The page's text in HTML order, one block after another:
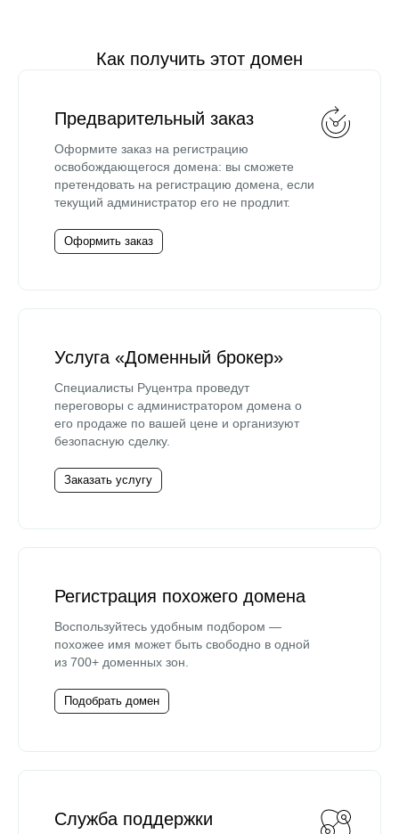
Как получить этот домен
Предварительный заказ
Оформите заказ на регистрацию
освобождающегося домена: вы сможете
претендовать на регистрацию домена, если
текущий администратор его не продлит.
Оформить заказ
Услуга «Доменный брокер»
Специалисты Руцентра проведут
переговоры с администратором домена о
его продаже по вашей цене и организуют
безопасную сделку.
Заказать услугу
Регистрация похожего домена
Воспользуйтесь удобным подбором —
похожее имя может быть свободно в одной
из 700+ доменных зон.
Подобрать домен
Служба поддержки